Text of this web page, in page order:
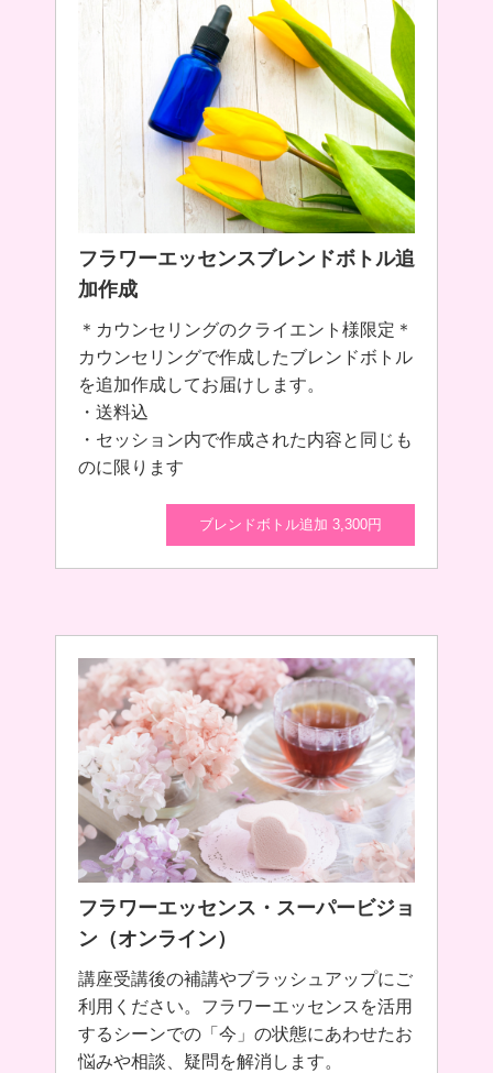
フラワーエッセンスブレンドボトル追
加作成
＊カウンセリングのクライエント様限定＊
カウンセリングで作成したブレンドボトル
を追加作成してお届けします。
・送料込
・セッション内で作成された内容と同じも
のに限ります
ブレンドボトル追加 3,300円
フラワーエッセンス・スーパービジョ
ン（オンライン）
講座受講後の補講やブラッシュアップにご
利用ください。フラワーエッセンスを活用
するシーンでの「今」の状態にあわせたお
悩みや相談、疑問を解消します。